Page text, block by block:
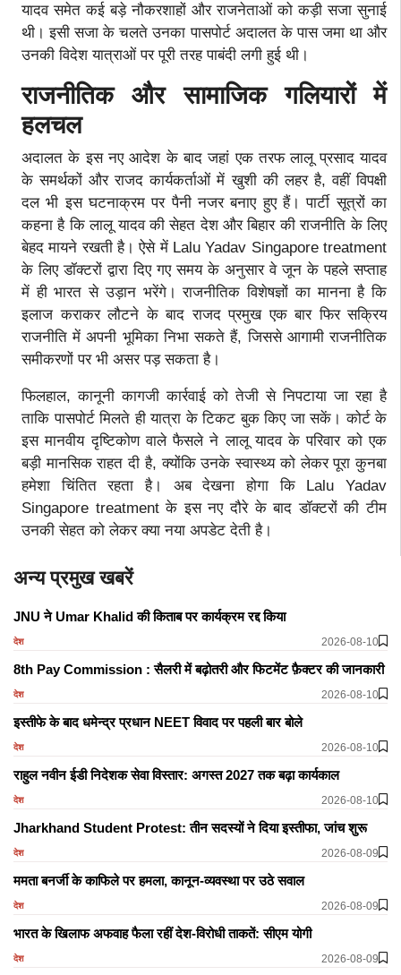
यादव समेत कई बड़े नौकरशाहों और राजनेताओं को कड़ी सजा सुनाई
थी। इसी सजा के चलते उनका पासपोर्ट अदालत के पास जमा था और
उनकी विदेश यात्राओं पर पूरी तरह पाबंदी लगी हुई थी।
राजनीतिक और सामाजिक गलियारों में
हलचल
अदालत के इस नए आदेश के बाद जहां एक तरफ लालू प्रसाद यादव
के समर्थकों और राजद कार्यकर्ताओं में खुशी की लहर है, वहीं विपक्षी
दल भी इस घटनाक्रम पर पैनी नजर बनाए हुए हैं। पार्टी सूत्रों का
कहना है कि लालू यादव की सेहत देश और बिहार की राजनीति के लिए
बेहद मायने रखती है। ऐसे में Lalu Yadav Singapore treatment
के लिए डॉक्टरों द्वारा दिए गए समय के अनुसार वे जून के पहले सप्ताह
में ही भारत से उड़ान भरेंगे। राजनीतिक विशेषज्ञों का मानना है कि
इलाज कराकर लौटने के बाद राजद प्रमुख एक बार फिर सक्रिय
राजनीति में अपनी भूमिका निभा सकते हैं, जिससे आगामी राजनीतिक
समीकरणों पर भी असर पड़ सकता है।
फिलहाल, कानूनी कागजी कार्रवाई को तेजी से निपटाया जा रहा है
ताकि पासपोर्ट मिलते ही यात्रा के टिकट बुक किए जा सकें। कोर्ट के
इस मानवीय दृष्टिकोण वाले फैसले ने लालू यादव के परिवार को एक
बड़ी मानसिक राहत दी है, क्योंकि उनके स्वास्थ्य को लेकर पूरा कुनबा
हमेशा चिंतित रहता है। अब देखना होगा कि Lalu Yadav
Singapore treatment के इस नए दौरे के बाद डॉक्टरों की टीम
उनकी सेहत को लेकर क्या नया अपडेट देती है।
अन्य प्रमुख खबरें
JNU ने Umar Khalid की किताब पर कार्यक्रम रद्द किया
देश 2026-08-10
8th Pay Commission : सैलरी में बढ़ोतरी और फिटमेंट फ़ैक्टर की जानकारी
देश 2026-08-10
इस्तीफे के बाद धमेन्द्र प्रधान NEET विवाद पर पहली बार बोले
देश 2026-08-10
राहुल नवीन ईडी निदेशक सेवा विस्तार: अगस्त 2027 तक बढ़ा कार्यकाल
देश 2026-08-10
Jharkhand Student Protest: तीन सदस्यों ने दिया इस्तीफा, जांच शुरू
देश 2026-08-09
ममता बनर्जी के काफिले पर हमला, कानून-व्यवस्था पर उठे सवाल
देश 2026-08-09
भारत के खिलाफ अफवाह फैला रहीं देश-विरोधी ताकतें: सीएम योगी
देश 2026-08-09